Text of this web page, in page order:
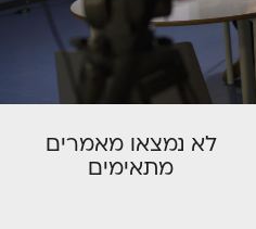
לא נמצאו מאמרים
מתאימים